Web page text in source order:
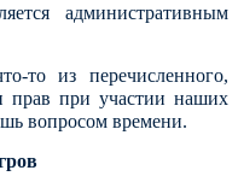
административным
то из перечисленного,
прав при участии наших
вопросом времени.